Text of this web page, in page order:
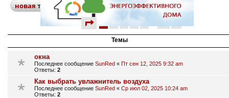
новаятема поискрасширенный
1 из 12
Темы
окна
Последнее сообщение SunRed « Пт сен 12, 2025 9:32 am
Ответы: 2
Как выбрать увлажнитель воздуха
Последнее сообщение SunRed « Ср июл 02, 2025 10:24 am
Ответы: 2